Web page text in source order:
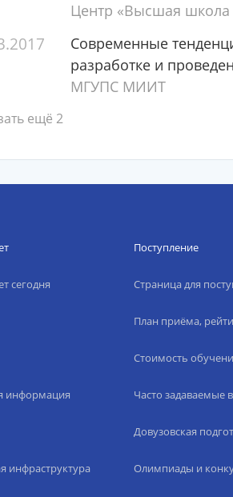
Центр «Высшая школа
Современные
разработке и
МГУПС МИИТ
ещё 2
сегодня
информация
инфраструктура
Поступление
Страница для
План приёма,
Стоимость
Часто задаваемые
Довузовская
Олимпиады и